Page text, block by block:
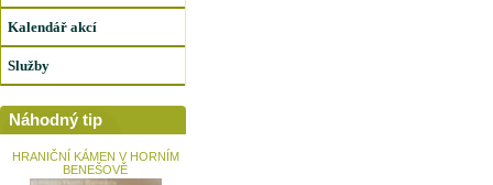
Kalendář akcí
Služby
Náhodný tip
HRANIČNÍ KÁMEN V HORNÍM
BENEŠOVĚ